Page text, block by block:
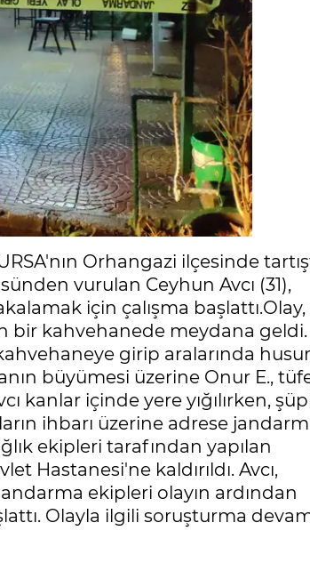
Orhangazi ilçesinde
vurulan Ceyhun Avcı (31),
için çalışma
bir kahvehanede meydana geldi.
girip aralarında
büyümesi üzerine Onur E.,
kanlar içinde yere yığılırken,
ihbarı üzerine adrese
ekipleri tarafından yapılan
Hastanesi'ne kaldırıldı. Avcı,
ekipleri olayın ardından
Olayla ilgili soruşturma